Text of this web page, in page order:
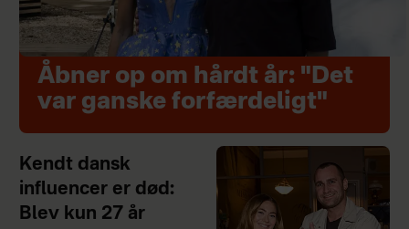
Åbner op om hårdt år: "Det
var ganske forfærdeligt"
Kendt dansk
influencer er død:
Blev kun 27 år